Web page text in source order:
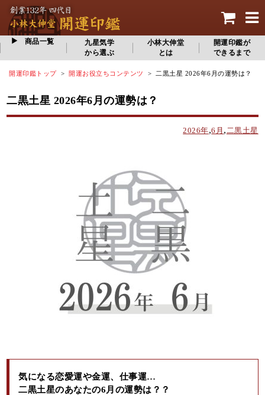
商品一覧
九星気学
から選ぶ
小林大伸堂
とは
開運印鑑が
できるまで
開運印鑑トップ> 開運お役立ちコンテンツ > 二黒土星 2026年6月の運勢は？
二黒土星 2026年6月の運勢は？
2026年,6月 ,二黒土星
気になる恋愛運や金運、仕事運…
二黒土星のあなたの6月の運勢は？？